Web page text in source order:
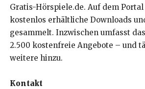
Gratis-Hörspiele.de. Auf dem
kostenlos erhältliche Downloads
gesammelt. Inzwischen umfasst
2.500 kostenfreie Angebote – und
weitere hinzu.
Kontakt